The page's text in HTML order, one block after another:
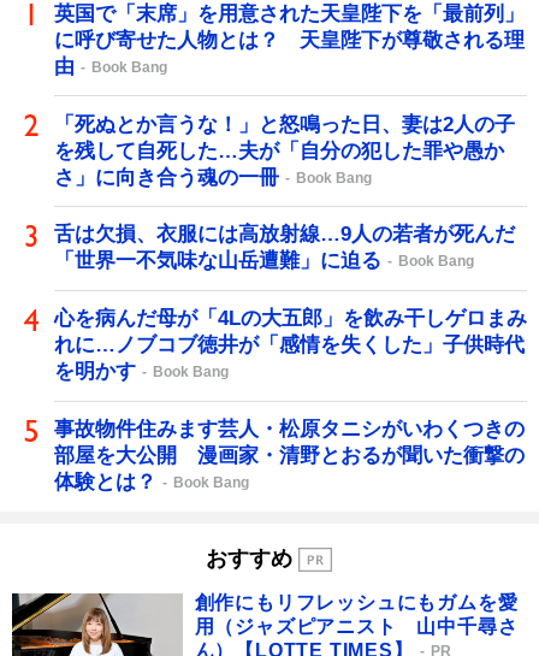
英国で「末席」を用意された天皇陛下を「最前列」
に呼び寄せた人物とは？ 天皇陛下が尊敬される理
由
Book Bang
「死ぬとか言うな！」と怒鳴った日、妻は2人の子
を残して自死した…夫が「自分の犯した罪や愚か
さ」に向き合う魂の一冊
Book Bang
舌は欠損、衣服には高放射線…9人の若者が死んだ
「世界一不気味な山岳遭難」に迫る
Book Bang
心を病んだ母が「4Lの大五郎」を飲み干しゲロまみ
れに…ノブコブ徳井が「感情を失くした」子供時代
を明かす
Book Bang
事故物件住みます芸人・松原タニシがいわくつきの
部屋を大公開 漫画家・清野とおるが聞いた衝撃の
体験とは？
Book Bang
おすすめ
創作にもリフレッシュにもガムを愛
用（ジャズピアニスト 山中千尋さ
ん）【LOTTE TIMES】
PR